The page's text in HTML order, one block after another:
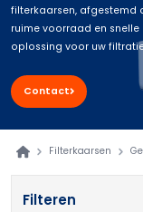
filterkaarsen, afgestemd
ruime voorraad en
oplossing voor uw
Contact
Filterkaarsen
Filteren